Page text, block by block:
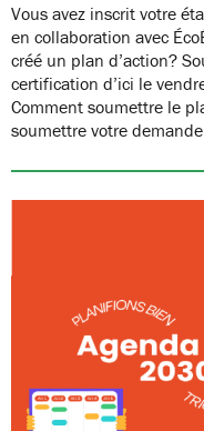
Vous avez inscrit votre
en collaboration avec
créé un plan d’action?
certification d’ici le
Comment soumettre le
soumettre votre demande